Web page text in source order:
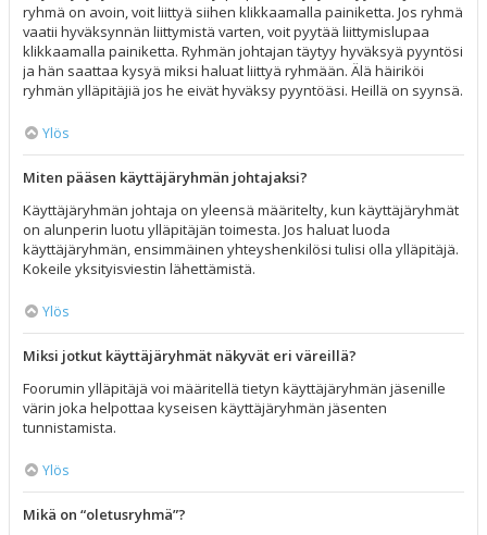
ryhmä on avoin, voit liittyä siihen klikkaamalla painiketta. Jos ryhmä
vaatii hyväksynnän liittymistä varten, voit pyytää liittymislupaa
klikkaamalla painiketta. Ryhmän johtajan täytyy hyväksyä pyyntösi
ja hän saattaa kysyä miksi haluat liittyä ryhmään. Älä häiriköi
ryhmän ylläpitäjiä jos he eivät hyväksy pyyntöäsi. Heillä on syynsä.
Ylös
Miten pääsen käyttäjäryhmän johtajaksi?
Käyttäjäryhmän johtaja on yleensä määritelty, kun käyttäjäryhmät
on alunperin luotu ylläpitäjän toimesta. Jos haluat luoda
käyttäjäryhmän, ensimmäinen yhteyshenkilösi tulisi olla ylläpitäjä.
Kokeile yksityisviestin lähettämistä.
Ylös
Miksi jotkut käyttäjäryhmät näkyvät eri väreillä?
Foorumin ylläpitäjä voi määritellä tietyn käyttäjäryhmän jäsenille
värin joka helpottaa kyseisen käyttäjäryhmän jäsenten
tunnistamista.
Ylös
Mikä on “oletusryhmä”?